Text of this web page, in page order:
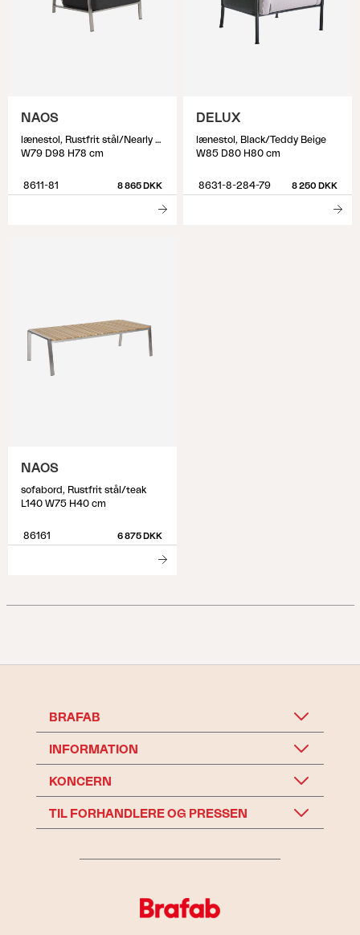
NAOS
lænestol, Rustfrit stål/Nearly black
W79 D98 H78 cm
8611-81 8 865 DKK
DELUX
lænestol, Black/Teddy Beige
W85 D80 H80 cm
8631-8-284-79 8 250 DKK
NAOS
sofabord, Rustfrit stål/teak
L140 W75 H40 cm
86161 6 875 DKK
BRAFAB
INFORMATION
KONCERN
TIL FORHANDLERE OG PRESSEN